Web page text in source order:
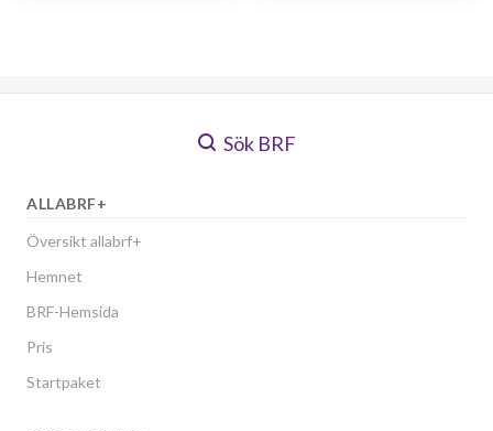
Sök BRF
ALLABRF+
Översikt allabrf+
Hemnet
BRF-Hemsida
Pris
Startpaket